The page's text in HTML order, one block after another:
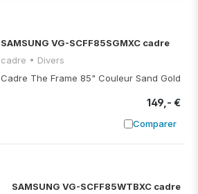
SAMSUNG VG-SCFF85SGMXC cadre
cadre • Divers
Cadre The Frame 85" Couleur Sand Gold
149,- €
Comparer
Ajouter à
SAMSUNG VG-SCFF85WTBXC cadre